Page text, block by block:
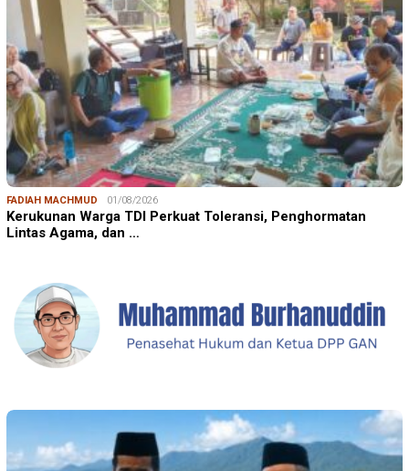
FADIAH MACHMUD 01/08/2026
Kerukunan Warga TDI Perkuat Toleransi, Penghormatan
Lintas Agama, dan …